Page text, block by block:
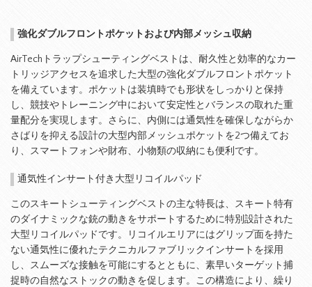
強化ダブルフロントポケットおよび内部メッシュ収納
AirTechトラップシューティングベストは、耐久性と効率的なカー
トリッジアクセスを追求した大型の強化ダブルフロントポケット
を備えています。ポケットは装填時でも形状をしっかりと保持
し、競技やトレーニング中において安定性とバランスの取れた重
量配分を実現します。さらに、内側には通気性を確保しながらか
さばりを抑える設計の大型内部メッシュポケットを2つ備えてお
り、スマートフォンや財布、小物類の収納にも便利です。
通気性インサート付き大型リコイルパッド
このスキートシューティングベストの主な特長は、スキート特有
のダイナミックな銃の動きをサポートするために特別設計された
大型リコイルパッドです。リコイルエリアにはグリップ面を持た
ない通気性に優れたテクニカルファブリックインサートを採用
し、スムーズな接触を可能にするとともに、素早いターゲット捕
捉時の自然なストックの動きを促します。この構造により、繰り